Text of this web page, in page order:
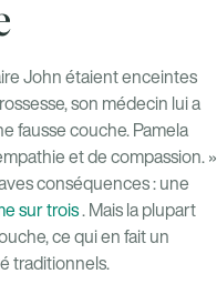
John étaient enceintes
son médecin lui a
fausse couche. Pamela
et de compassion. »
conséquences : une
sur trois. Mais la plupart
ce qui en fait un
traditionnels.